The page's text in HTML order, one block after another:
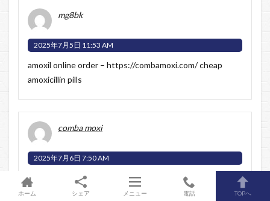
mg8bk
2025年7月5日 11:53 AM
amoxil online order – https://combamoxi.com/cheap
amoxicillin pills
comba moxi
2025年7月6日 7:50 AM
Greetings! Extremely useful par‘nesis within this article!
It’s the scarcely changes which will espy the largest
ホーム シェア メニュー 電話 TOPへ